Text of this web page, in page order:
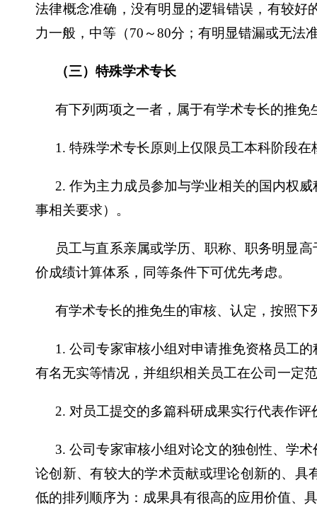
法律概念准确，没有明显的逻辑错误，有较好
力一般，中等（70 ～80分；有明显错漏或无法
（三）特殊学术专长
有下列两项之一者，属于有学术专长的推免
1. 特殊学术专长原则上仅限员工本科阶段
2.作为主力成员参加与学业相关的国内权
事相关要求）。
员工与直系亲属或学历、职称、职务明显
价成绩计算体系，同等条件下可优先考虑。
有学术专长的推免生的审核、认定，按照下
1.公司专家审核小组对申请推免资格员工
有名无实等情况，并组织相关员工在公司一定
2. 对员工提交的多篇科研成果实行代表作
3.公司专家审核小组对论文的独创性、学
论创新、有较大的学术贡献或理论创新的、
低的排列顺序为：成果具有很高的应用价值、